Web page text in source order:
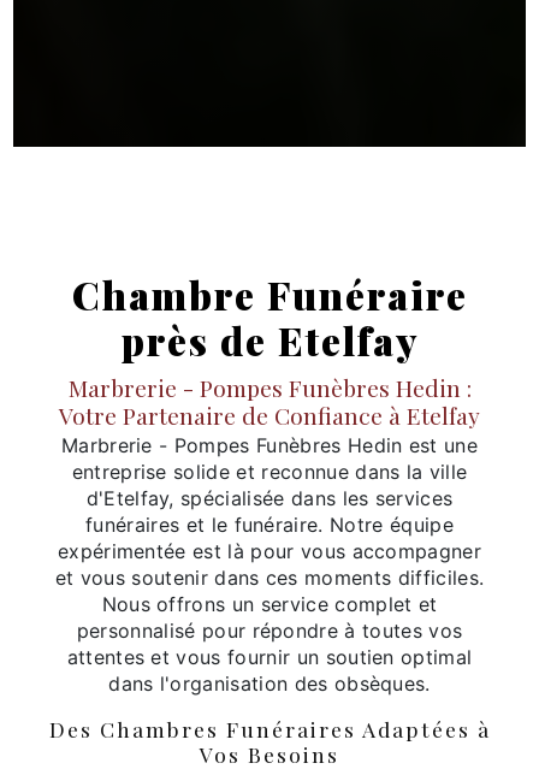
Chambre Funéraire
près de Etelfay
Marbrerie - Pompes Funèbres Hedin :
Votre Partenaire de Confiance à Etelfay
Marbrerie - Pompes Funèbres Hedin est une
entreprise solide et reconnue dans la ville
d'Etelfay, spécialisée dans les services
funéraires et le funéraire. Notre équipe
expérimentée est là pour vous accompagner
et vous soutenir dans ces moments difficiles.
Nous offrons un service complet et
personnalisé pour répondre à toutes vos
attentes et vous fournir un soutien optimal
dans l'organisation des obsèques.
Des Chambres Funéraires Adaptées à
Vos Besoins